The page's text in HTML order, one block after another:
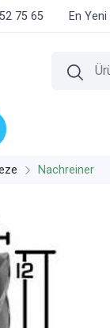
75 65 En
Nachreiner